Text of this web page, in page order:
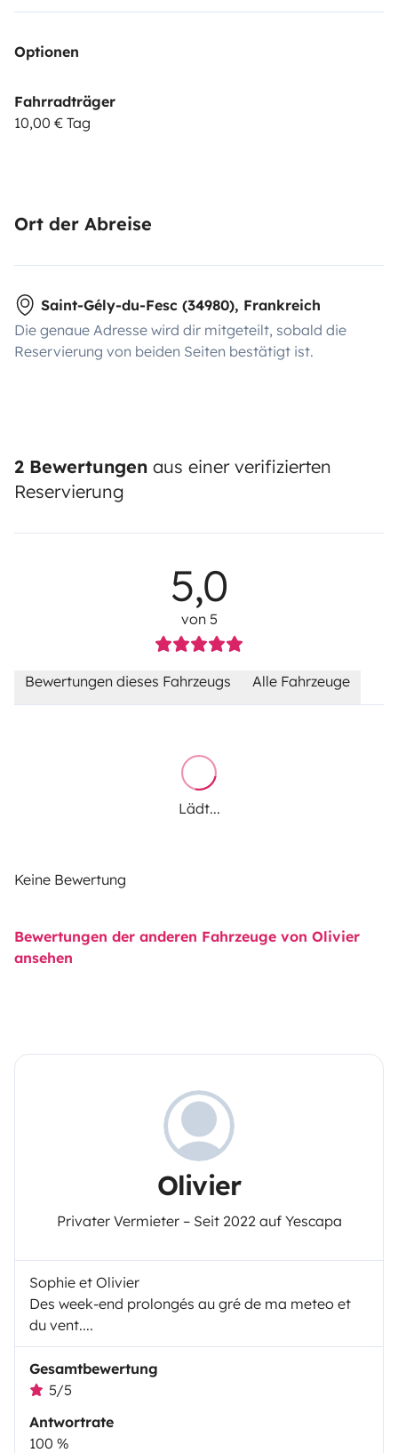
Optionen
Fahrradträger
10,00 € Tag
Ort der Abreise
Saint-Gély-du-Fesc (34980), Frankreich
Die genaue Adresse wird dir mitgeteilt, sobald die
Reservierung von beiden Seiten bestätigt ist.
2 Bewertungen aus einer verifizierten
Reservierung
5,0
von 5
Bewertungen dieses Fahrzeugs Alle Fahrzeuge
Lädt...
Keine Bewertung
Bewertungen der anderen Fahrzeuge von Olivier
ansehen
Olivier
Privater Vermieter – Seit 2022 auf Yescapa
Sophie et Olivier
Des week-end prolongés au gré de ma meteo et
du vent....
Gesamtbewertung
5/5
Antwortrate
100 %